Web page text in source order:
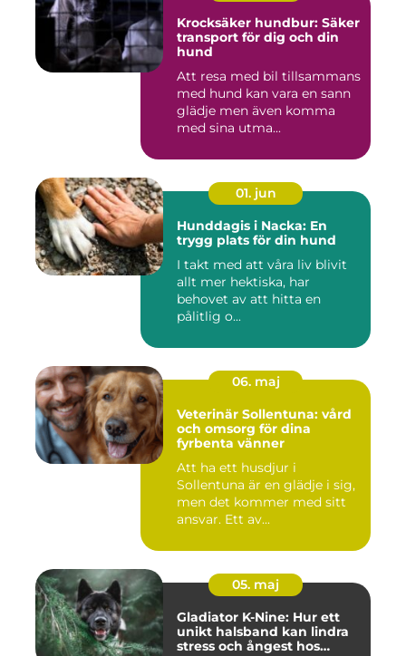
Krocksäker hundbur: Säker
transport för dig och din
hund
Att resa med bil tillsammans
med hund kan vara en sann
glädje men även komma
med sina utma...
01. jun
Hunddagis i Nacka: En
trygg plats för din hund
I takt med att våra liv blivit
allt mer hektiska, har
behovet av att hitta en
pålitlig o...
06. maj
Veterinär Sollentuna: vård
och omsorg för dina
fyrbenta vänner
Att ha ett husdjur i
Sollentuna är en glädje i sig,
men det kommer med sitt
ansvar. Ett av...
05. maj
Gladiator K-Nine: Hur ett
unikt halsband kan lindra
stress och ångest hos